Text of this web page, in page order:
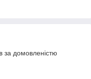
за домовленістю